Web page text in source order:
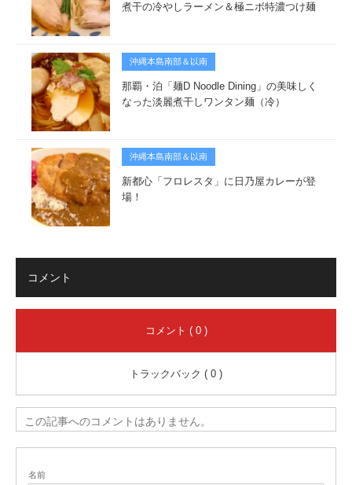
煮干の冷やしラーメン＆極ニボ特濃つけ麺
沖縄本島南部＆以南
那覇・泊「麺D Noodle Dining」の美味しく
なった淡麗煮干しワンタン麺（冷）
沖縄本島南部＆以南
新都心「フロレスタ」に日乃屋カレーが登
場！
コメント
コメント ( 0 )
トラックバック ( 0 )
この記事へのコメントはありません。
名前